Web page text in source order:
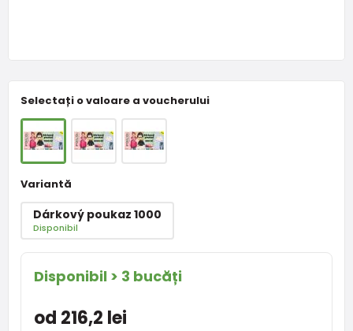
Selectați o valoare a voucherului
Variantă
Dárkový poukaz 1000
Disponibil
Disponibil > 3 bucăți
od 216,2 lei